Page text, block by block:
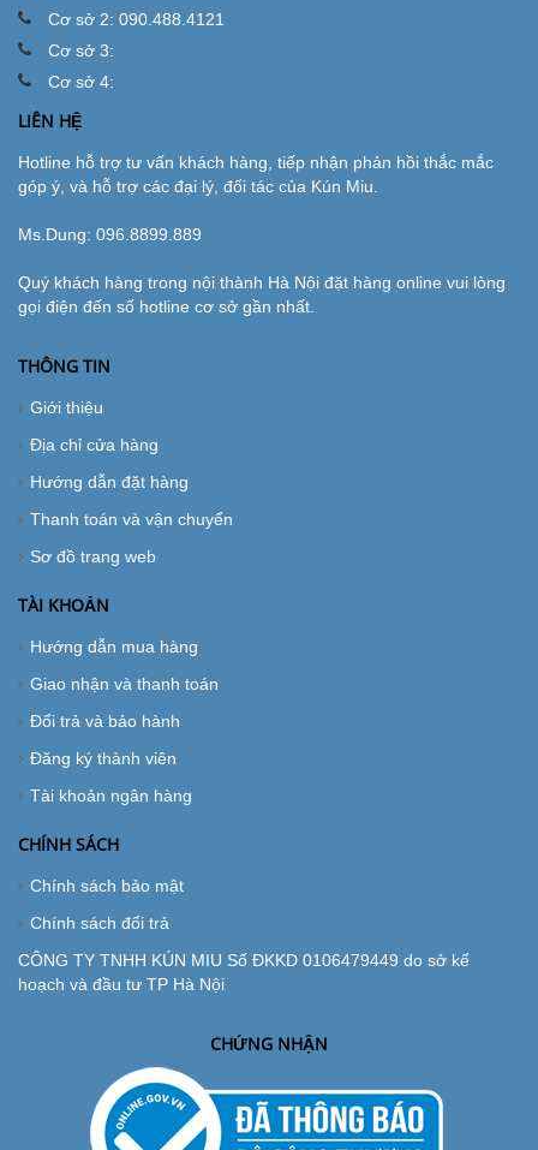
Cơ sở 2: 090.488.4121
Cơ sở 3:
Cơ sở 4:
LIÊN HỆ
Hotline hỗ trợ tư vấn khách hàng, tiếp nhận phản hồi thắc mắc
góp ý, và hỗ trợ các đại lý, đối tác của Kún Miu.
Ms.Dung: 096.8899.889
Quý khách hàng trong nội thành Hà Nội đặt hàng online vui lòng
gọi điện đến số hotline cơ sở gần nhất.
THÔNG TIN
Giới thiệu
Địa chỉ cửa hàng
Hướng dẫn đặt hàng
Thanh toán và vận chuyển
Sơ đồ trang web
TÀI KHOẢN
Hướng dẫn mua hàng
Giao nhận và thanh toán
Đổi trả và bảo hành
Đăng ký thành viên
Tài khoản ngân hàng
CHÍNH SÁCH
Chính sách bảo mật
Chính sách đổi trả
CÔNG TY TNHH KÚN MIU Số ĐKKD 0106479449 do sở kế
hoạch và đầu tư TP Hà Nội
CHỨNG NHẬN